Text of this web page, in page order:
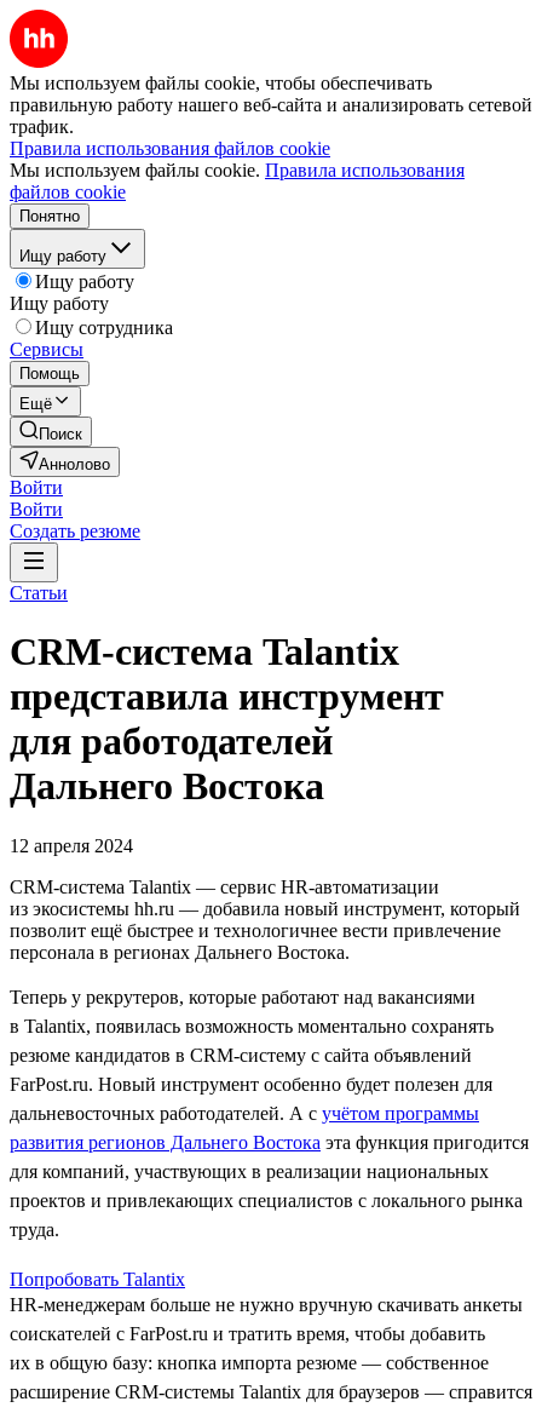
Мы используем файлы cookie, чтобы обеспечивать
правильную работу нашего веб-сайта и анализировать сетевой
трафик.
Правила использования файлов cookie
Мы используем файлы cookie. Правила использования
файлов cookie
Понятно
Ищу работу
Ищу работу
Ищу работу
Ищу сотрудника
Сервисы
Помощь
Ещё
Поиск
Аннолово
Войти
Войти
Создать резюме
Статьи
CRM-система Talantix
представила инструмент
для работодателей
Дальнего Востока
12 апреля 2024
CRM-система Talantiх — сервис HR-автоматизации
из экосистемы hh.ru — добавила новый инструмент, который
позволит ещё быстрее и технологичнее вести привлечение
персонала в регионах Дальнего Востока.
Теперь у рекрутеров, которые работают над вакансиями
в Talantix, появилась возможность моментально сохранять
резюме кандидатов в CRM-систему с сайта объявлений
FarPost.ru. Новый инструмент особенно будет полезен для
дальневосточных работодателей. А с учётом программы
развития регионов Дальнего Востока эта функция пригодится
для компаний, участвующих в реализации национальных
проектов и привлекающих специалистов с локального рынка
труда.
Попробовать Talantix
HR-менеджерам больше не нужно вручную скачивать анкеты
соискателей с FarPost.ru и тратить время, чтобы добавить
их в общую базу: кнопка импорта резюме — собственное
расширение CRM-системы Talantix для браузеров — справится